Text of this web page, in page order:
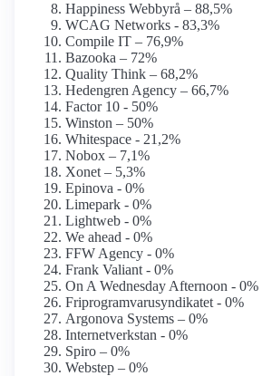
Happiness Webbyrå – 88,5%
WCAG Networks - 83,3%
Compile IT – 76,9%
Bazooka – 72%
Quality Think – 68,2%
Hedengren Agency – 66,7%
Factor 10 - 50%
Winston – 50%
Whitespace - 21,2%
Nobox – 7,1%
Xonet – 5,3%
Epinova - 0%
Limepark - 0%
Lightweb - 0%
We ahead - 0%
FFW Agency - 0%
Frank Valiant - 0%
On A Wednesday Afternoon - 0%
Friprogramvarusyndikatet - 0%
Argonova Systems – 0%
Internetverkstan - 0%
Spiro – 0%
Webstep – 0%